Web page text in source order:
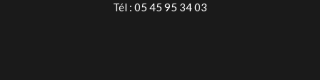
Tél : 05 45 95 34 03